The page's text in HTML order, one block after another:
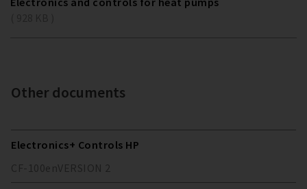
Other documents
Electronics+ Controls HP
CF-100enVERSION 2